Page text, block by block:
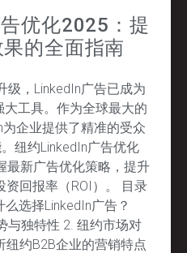
优化2025：提
的全面指南
级，LinkedIn广告已成为
工具。作为全球最大的
企业提供了精准的受众
纽约LinkedIn广告优化
最新广告优化策略，提升
资回报率（ROI）。 目录
选择LinkedIn广告？
与独特性 2. 纽约市场对
纽约B2B企业的营销特点